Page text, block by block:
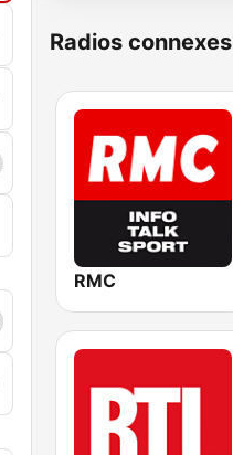
Radios connexes
RMC